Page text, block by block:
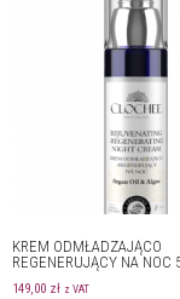
KREM ODMŁADZAJĄCO
REGENERUJĄCY NA NOC
149,00 zł z VAT